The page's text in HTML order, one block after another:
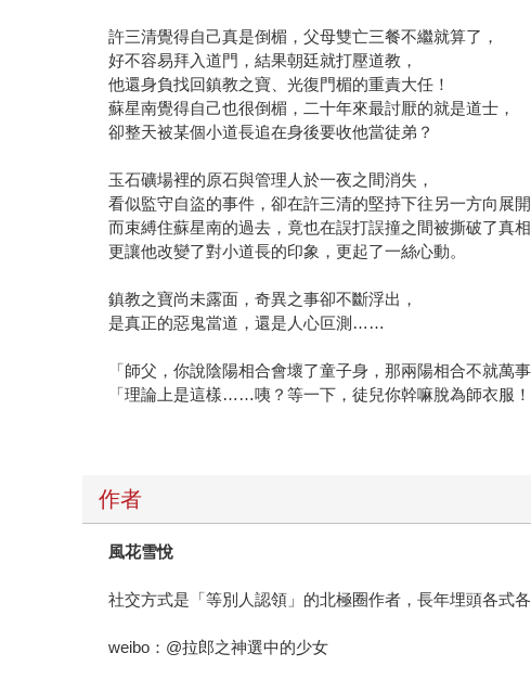
許三清覺得自己真是倒楣，父母雙亡三餐不繼就算了，
好不容易拜入道門，結果朝廷就打壓道教，
他還身負找回鎮教之寶、光復門楣的重責大任！
蘇星南覺得自己也很倒楣，二十年來最討厭的就是道士，
卻整天被某個小道長追在身後要收他當徒弟？
玉石礦場裡的原石與管理人於一夜之間消失，
看似監守自盜的事件，卻在許三清的堅持下往另一方向展開
而束縛住蘇星南的過去，竟也在誤打誤撞之間被撕破了真相
更讓他改變了對小道長的印象，更起了一絲心動。
鎮教之寶尚未露面，奇異之事卻不斷浮出，
是真正的惡鬼當道，還是人心叵測……
「師父，你說陰陽相合會壞了童子身，那兩陽相合不就萬事
「理論上是這樣……咦？等一下，徒兒你幹嘛脫為師衣服！
作者
風花雪悅
社交方式是「等別人認領」的北極圈作者，長年埋頭各式
weibo：@拉郎之神選中的少女